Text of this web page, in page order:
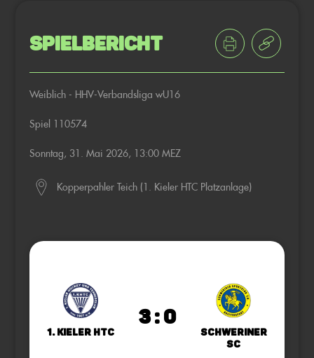
Spielbericht
Weiblich - HHV-Verbandsliga wU16
Spiel 110574
Sonntag, 31. Mai 2026, 13:00 MEZ
Kopperpahler Teich (1. Kieler HTC Platzanlage)
1. Kieler HTC
3 : 0
Schweriner
SC